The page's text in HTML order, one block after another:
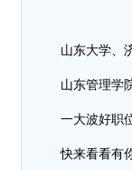
山东大学、
山东管理学
一大波好职
快来看看有